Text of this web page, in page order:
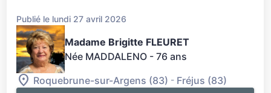
Publié le lundi 27 avril 2026
Madame Brigitte FLEURET
Née MADDALENO - 76 ans
Roquebrune-sur-Argens (83) - Fréjus (83)